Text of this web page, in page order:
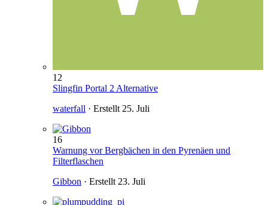
12
Slingfin Portal 2 Alternative
waterfall · Erstellt25. Juli
16
Warnung vor Bergbächen in den Pyrenäen und
Filterflaschen
Gibbon · Erstellt23. Juli